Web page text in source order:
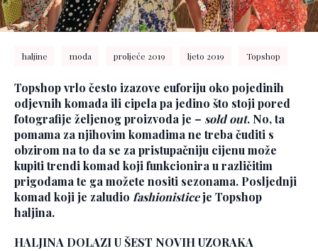
haljine moda proljeće 2019 ljeto 2019 Topshop
Topshop vrlo često izazove euforiju oko pojedinih
odjevnih komada ili cipela pa jedino što stoji pored
fotografije željenog proizvoda je – sold out. No, ta
pomama za njihovim komadima ne treba čuditi s
obzirom na to da se za pristupačniju cijenu može
kupiti trendi komad koji funkcionira u različitim
prigodama te ga možete nositi sezonama. Posljednji
komad koji je zaludio fashionisticeje Topshop
haljina.
HALJINA DOLAZI U ŠEST NOVIH UZORAKA